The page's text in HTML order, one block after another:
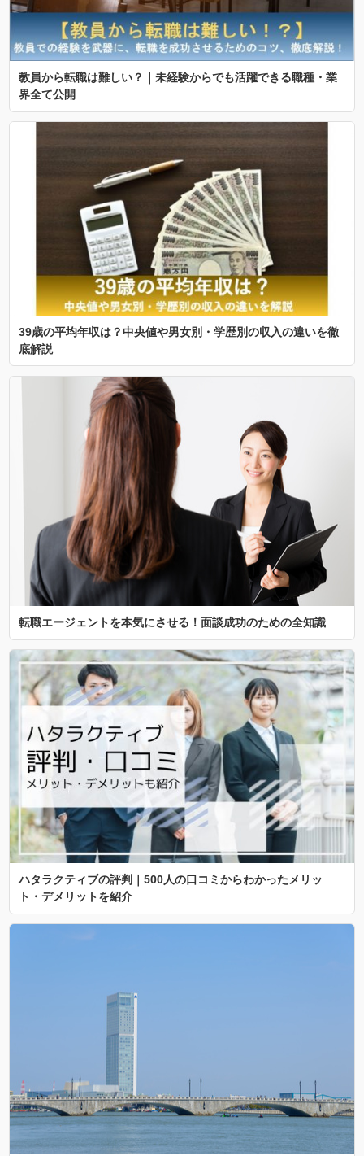
教員から転職は難しい？｜未経験からでも活躍できる職種・業
界全て公開
39歳の平均年収は？中央値や男女別・学歴別の収入の違いを徹
底解説
転職エージェントを本気にさせる！面談成功のための全知識
ハタラクティブの評判｜500人の口コミからわかったメリッ
ト・デメリットを紹介